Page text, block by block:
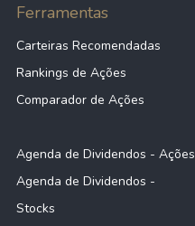
Ferramentas
Carteiras Recomendadas
Rankings de Ações
Comparador de Ações
Agenda de Dividendos - Ações
Agenda de Dividendos -
Stocks